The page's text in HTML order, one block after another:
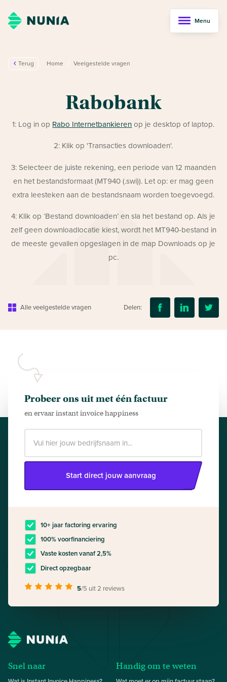
Menu
Terug Home Veelgestelde vragen
Rabobank
1: Log in op Rabo Internetbankierenop je desktop of laptop.
2: Klik op 'Transacties downloaden'.
3: Selecteer de juiste rekening, een periode van 12 maanden
en het bestandsformaat (MT940 (.swi)). Let op: er mag geen
extra leesteken aan de bestandsnaam worden toegevoegd.
4: Klik op ‘Bestand downloaden’ en sla het bestand op. Als je
zelf geen downloadlocatie kiest, wordt het MT940-bestand in
de meeste gevallen opgeslagen in de map Downloads op je
pc.
Alle veelgestelde vragen Delen:
Probeer ons uit met één factuur
en ervaar instant invoice happiness
Start direct jouw aanvraag
10+ jaar factoring ervaring
100% voorfinanciering
Vaste kosten vanaf 2,5%
Direct opzegbaar
5/5 uit 2 reviews
Snel naar Handig om te weten